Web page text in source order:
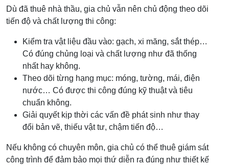
Dù đã thuê nhà thầu, gia chủ vẫn nên chủ động theo dõi
tiến độ và chất lượng thi công:
Kiểm tra vật liệu đầu vào: gạch, xi măng, sắt thép…
Có đúng chủng loại và chất lượng như đã thống
nhất hay không.
Theo dõi từng hạng mục: móng, tường, mái, điện
nước… Có được thi công đúng kỹ thuật và tiêu
chuẩn không.
Giải quyết kịp thời các vấn đề phát sinh như thay
đổi bản vẽ, thiếu vật tư, chậm tiến độ…
Nếu không có chuyên môn, gia chủ có thể thuê giám sát
công trình để đảm bảo mọi thứ diễn ra đúng như thiết kế